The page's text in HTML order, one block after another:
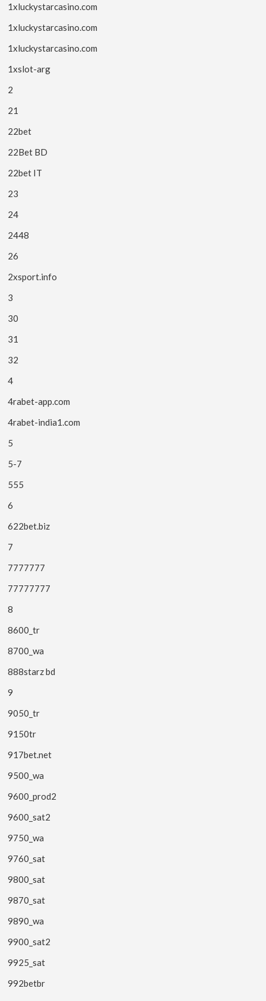
1xluckystarcasino.com
1xluckystarcasino.com
1xluckystarcasino.com
1xslot-arg
2
21
22bet
22Bet BD
22bet IT
23
24
2448
26
2xsport.info
3
30
31
32
4
4rabet-app.com
4rabet-india1.com
5
5-7
555
6
622bet.biz
7
7777777
77777777
8
8600_tr
8700_wa
888starz bd
9
9050_tr
9150tr
917bet.net
9500_wa
9600_prod2
9600_sat2
9750_wa
9760_sat
9800_sat
9870_sat
9890_wa
9900_sat2
9925_sat
992betbr